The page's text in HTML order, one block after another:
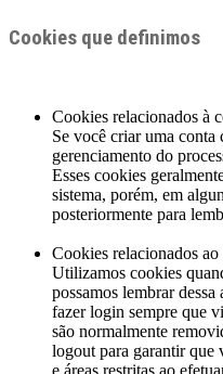
Cookies que definimos
Cookies relacionados à
Se você criar uma conta
gerenciamento do
Esses cookies
sistema, porém, em
posteriormente para
Cookies relacionados
Utilizamos cookies
possamos lembrar
fazer login sempre que
são normalmente
logout para garantir que
e áreas restritas ao